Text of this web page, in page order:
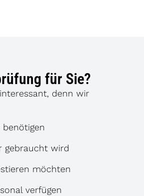
für Sie?
denn wir
benötigen
gebraucht wird
möchten
verfügen